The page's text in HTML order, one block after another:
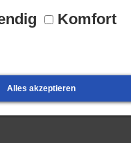
Komfort
Alles akzeptieren